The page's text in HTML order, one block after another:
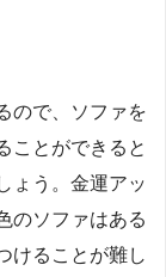
ので、ソファを
ことができると
ょう。金運アッ
のソファはある
けることが難し